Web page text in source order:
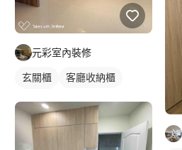
元彩室內裝修
玄關櫃
客廳收納櫃